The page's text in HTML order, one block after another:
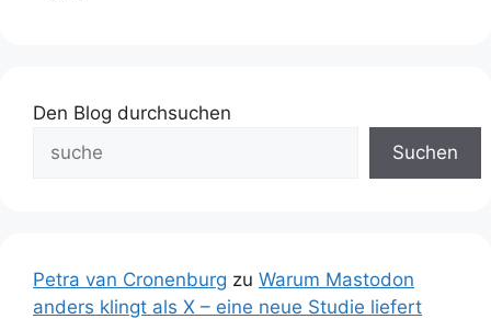
Den Blog durchsuchen
Suchen
Petra van Cronenburg zu Warum Mastodon
anders klingt als X – eine neue Studie liefert